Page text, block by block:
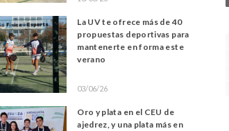
La UV te ofrece más de 40
propuestas deportivas para
mantenerte en forma este
verano
03/06/26
Oro y plata en el CEU de
ajedrez, y una plata más en